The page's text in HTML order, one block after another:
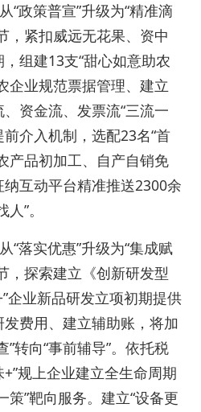
“政策普宣”升级为“精准滴
，紧扣威远无花果、资中
组建13支“甜心如意助农
企业规范票据管理、建立
资金流、发票流“三流一
前介入机制，选配23名“首
产品初加工、自产自销免
互动平台精准推送2300余
”。
“落实优惠”升级为“集成赋
，探索建立《创新研发型
企业新品研发立项初期提供
费用、建立辅助账，将加
”转向“事前辅导”。依托税
规上企业建立全生命周期
策”靶向服务。建立“设备更